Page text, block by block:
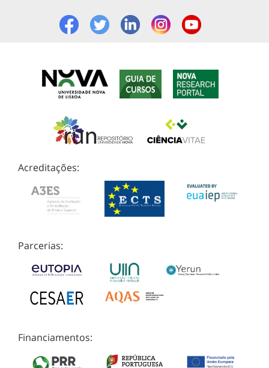
Acreditações:
Parcerias:
Financiamentos: